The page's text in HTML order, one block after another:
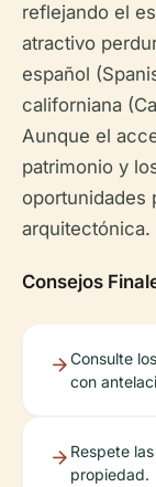
reflejando el
atractivo
español
californiana
Aunque el
patrimonio y
oportunidades
arquitectónica.
Consejos
Consulte
con
Respete
propiedad.